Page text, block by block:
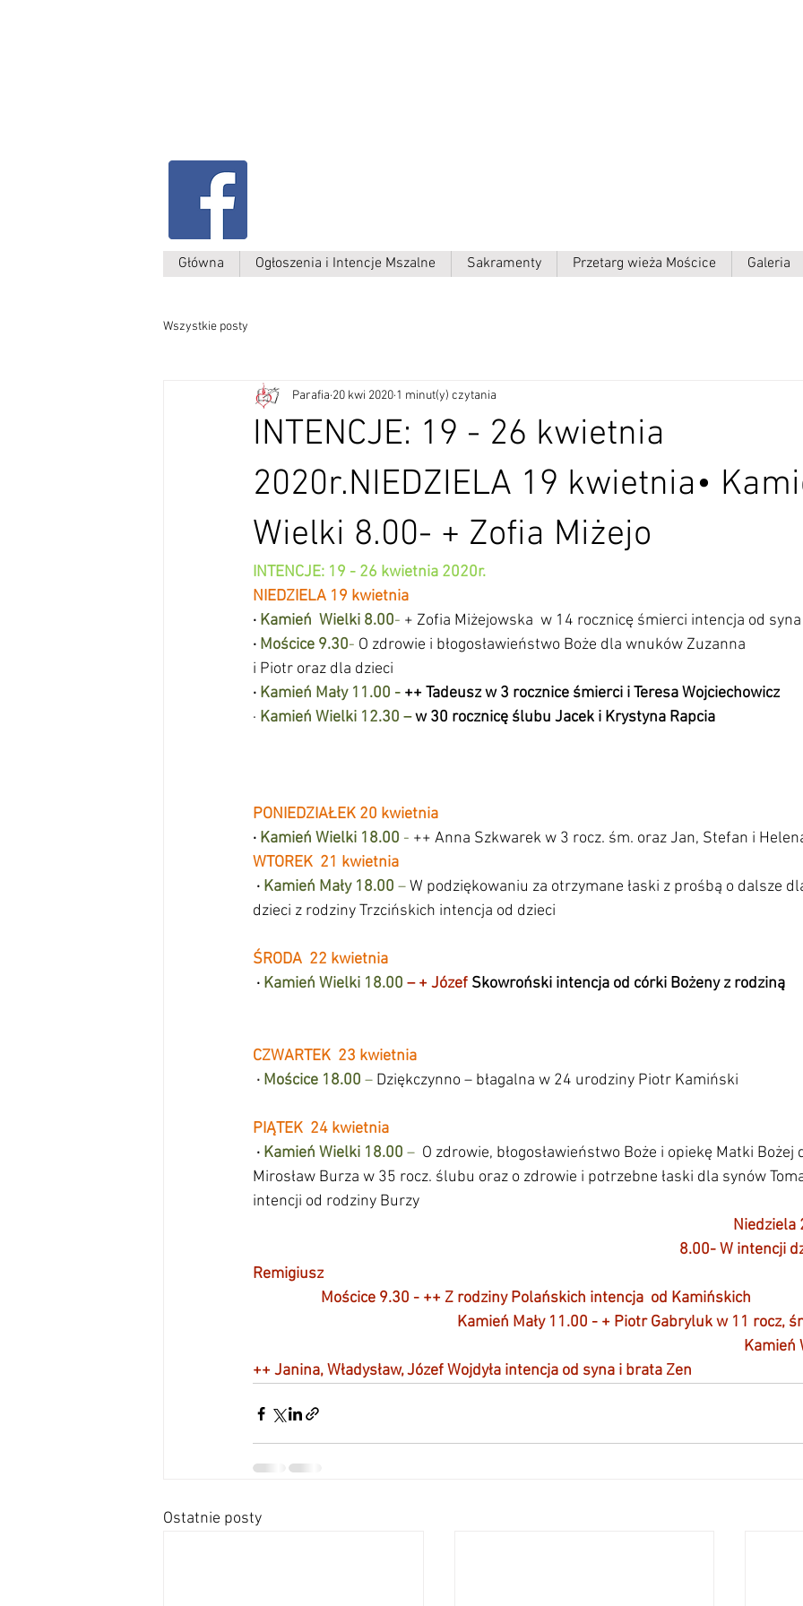
Główna Ogłoszenia i Intencje Mszalne Sakramenty Przetarg wieża Mościce Galeria
Wszystkie posty
INTENCJE: 19 - 26 kwietnia
2020r.NIEDZIELA 19 kwietnia•
Wielki 8.00- + Zofia Miżejo
Parafia 20 kwi 2020 1 minut(y) czytania
INTENCJE: 19 - 26 kwietnia 2020r.
NIEDZIELA 19 kwietnia
· Kamień  Wielki 8.00- + Zofia Miżejowska  w 14 rocznicę śmierci intencja od syna
· Mościce 9.30- O zdrowie i błogosławieństwo Boże dla wnuków Zuzanna
i Piotr oraz dla dzieci
· Kamień Mały 11.00 - ++ Tadeusz w 3 rocznice śmierci i Teresa Wojciechowicz
· Kamień Wielki 12.30 – w 30 rocznicę ślubu Jacek i Krystyna Rapcia
PONIEDZIAŁEK 20 kwietnia
· Kamień Wielki 18.00 - ++ Anna Szkwarek w 3 rocz. śm. oraz Jan, Stefan i
WTOREK  21 kwietnia
· Kamień Mały 18.00 – W podziękowaniu za otrzymane łaski z prośbą o dalsze
dzieci z rodziny Trzcińskich intencja od dzieci
ŚRODA  22 kwietnia
· Kamień Wielki 18.00 – + Józef Skowroński intencja od córki Bożeny z rodziną
CZWARTEK  23 kwietnia
· Mościce 18.00 – Dziękczynno – błagalna w 24 urodziny Piotr Kamiński
PIĄTEK  24 kwietnia
· Kamień Wielki 18.00 –
O zdrowie, błogosławieństwo Boże i opiekę Matki Bożej
Mirosław Burza w 35 rocz. ślubu oraz o zdrowie i potrzebne łaski dla synów
intencji od rodziny
Niedziela
8.00- W intencji
Remigiusz
Mościce 9.30 - ++ Z rodziny Polańskich intencja
Kamień Mały 11.00 - + Piotr Gabryluk w 11 rocz,
Kamień
++ Janina, Władysław, Józef Wojdyła intencja od syna i brata Zen
Ostatnie posty